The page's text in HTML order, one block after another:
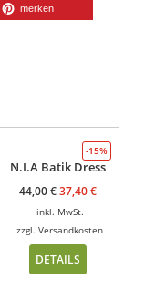
merken
-15%
N.I.A Batik Dress
44,00€37,40€
inkl. MwSt.
zzgl.Versandkosten
DETAILS